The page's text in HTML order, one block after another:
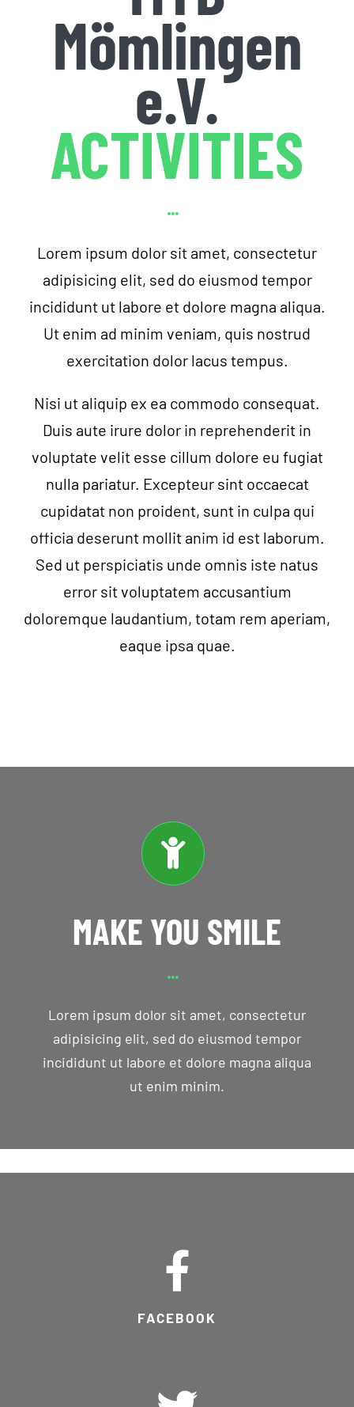
Mömlingen
e.V.
ACTIVITIES
Lorem ipsum dolor sit amet, consectetur
adipisicing elit, sed do eiusmod tempor
incididunt ut labore et dolore magna aliqua.
Ut enim ad minim veniam, quis nostrud
exercitation dolor lacus tempus.
Nisi ut aliquip ex ea commodo consequat.
Duis aute irure dolor in reprehenderit in
voluptate velit esse cillum dolore eu fugiat
nulla pariatur. Excepteur sint occaecat
cupidatat non proident, sunt in culpa qui
officia deserunt mollit anim id est laborum.
Sed ut perspiciatis unde omnis iste natus
error sit voluptatem accusantium
doloremque laudantium, totam rem aperiam,
eaque ipsa quae.
MAKE YOU SMILE
Lorem ipsum dolor sit amet, consectetur
adipisicing elit, sed do eiusmod tempor
incididunt ut labore et dolore magna aliqua
ut enim minim.
FACEBOOK